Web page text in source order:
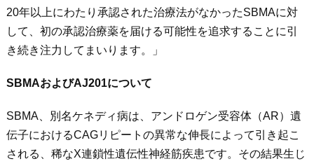
20年以上にわたり承認された治療法がなかったSBMAに対
して、初の承認治療薬を届ける可能性を追求することに引
き続き注力してまいります。」
SBMAおよびAJ201について
SBMA、別名ケネディ病は、アンドロゲン受容体（AR）遺
伝子におけるCAGリピートの異常な伸長によって引き起こ
される、稀なX連鎖性遺伝性神経筋疾患です。その結果生じ